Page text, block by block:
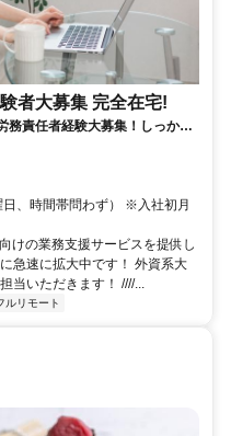
者大募集 完全在宅!
務責任者経験大募集！しっかり
、時間帯問わず） ※入社初月
の業務支援サービスを提供し
急速に拡大中です！ 外資系大
当いただきます！ ////...
ルリモート